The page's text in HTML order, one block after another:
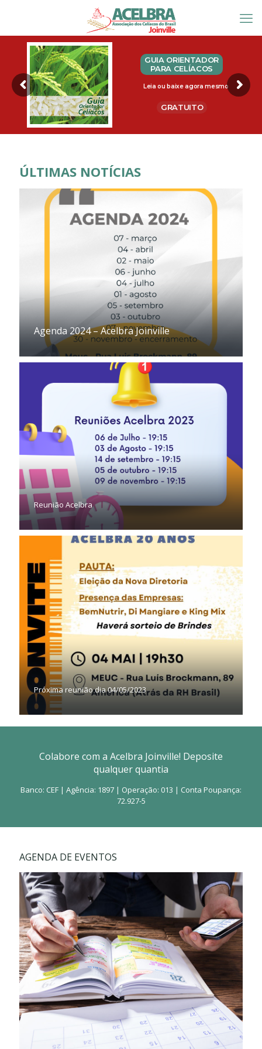
Leia ou baixe agora mesmo
GRATUITO
GUIA ORIENTADOR
PARA CELÍACOS
ÚLTIMAS NOTÍCIAS
Agenda 2024 – Acelbra Joinville
Reunião Acelbra
Próxima reunião dia 04/05/2023
Colabore com a Acelbra Joinville! Deposite
qualquer quantia
Banco: CEF | Agência: 1897 | Operação: 013 | Conta Poupança:
72.927-5
AGENDA DE EVENTOS
Fique por dentro dos nossos encontros.
Participe!